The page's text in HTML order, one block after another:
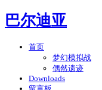
巴尔迪亚
首页
梦幻模拟战
偶然遗迹
Downloads